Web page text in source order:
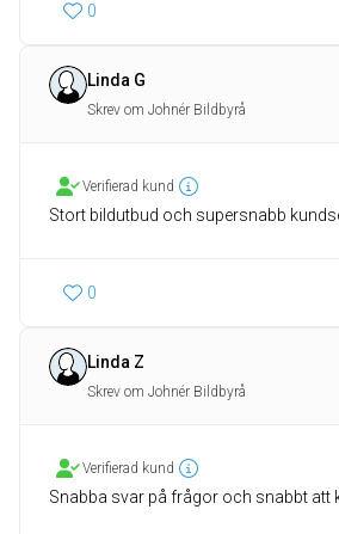
0
Linda G
Skrev om Johnér Bildbyrå
Verifierad kund
Stort bildutbud och supersnabb
0
Linda Z
Skrev om Johnér Bildbyrå
Verifierad kund
Snabba svar på frågor och snabbt att